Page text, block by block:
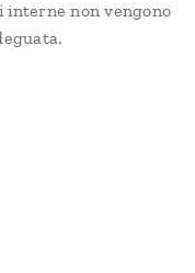
interne non vengono